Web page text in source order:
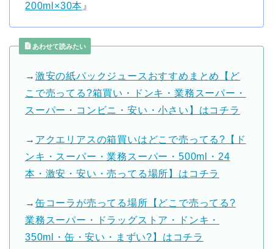
200ml×30本 』
あわせて読みたい
→ 激安の紙パックジュースおすすめまとめ【ど
こで売ってる?箱買い・ドンキ・業務スーパー・
スーパー・コンビニ・安い・小さい】はコチラ
→ アクエリアスの箱買いはどこで売ってる?【ド
ンキ・スーパー・業務スーパー・500ml・24
本・激安・安い・売ってる場所】はコチラ
→ 缶コーラが売ってる場所【どこで売ってる?
業務スーパー・ドラッグストア・ドンキ・
350ml・缶・安い・まずい?】はコチラ